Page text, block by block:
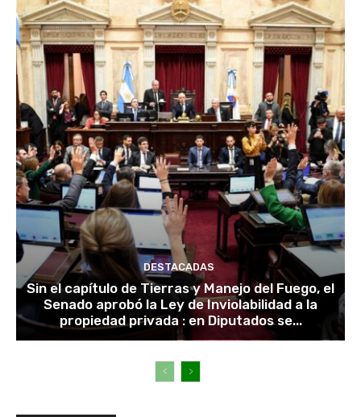
DESTACADAS
Sin el capítulo de Tierras y Manejo del Fuego, el
Senado aprobó la Ley de Inviolabilidad a la
propiedad privada : en Diputados se...